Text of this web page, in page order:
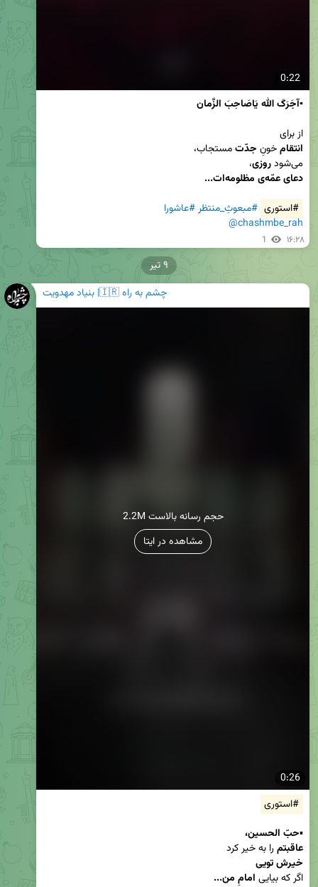
0:22
▪️آجَرَکَ الله یَاصَاحِبَ الزَّمان
از برای
انتقام خونِ جدّت
می‌شود
روزی،
دعای عمّه‌ی مظلومه‌ات...
#استوری #مبعوثِ_منتظر#عاشورا
@chashmbe_rah
1 ۱۶:۲۸
چشم به راه 🇮🇷| بنیاد مهدویت
0:26
2.2M حجم رسانه بالاست
مشاهده در ایتا
#استوری
▪️حبّ الحسین،
عاقبتم را به خیر کرد
خیرش تویی
اگر که بیایی امامِ من...
۹ تیر